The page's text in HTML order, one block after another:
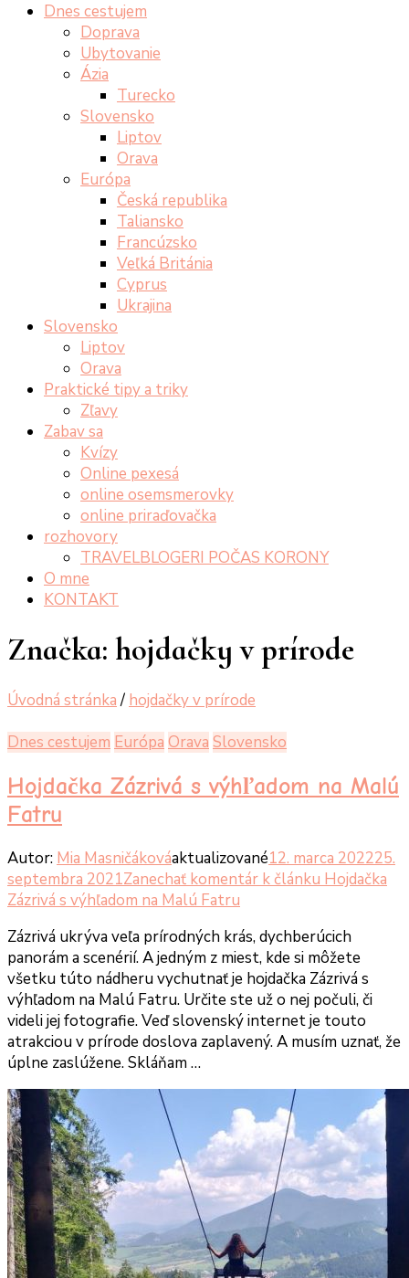
Dnes cestujem
Doprava
Ubytovanie
Ázia
Turecko
Slovensko
Liptov
Orava
Európa
Česká republika
Taliansko
Francúzsko
Veľká Británia
Cyprus
Ukrajina
Slovensko
Liptov
Orava
Praktické tipy a triky
Zľavy
Zabav sa
Kvízy
Online pexesá
online osemsmerovky
online priraďovačka
rozhovory
TRAVELBLOGERI POČAS KORONY
O mne
KONTAKT
Značka: hojdačky v prírode
Úvodná stránka / hojdačky v prírode
Dnes cestujem Európa Orava Slovensko
Hojdačka Zázrivá s výhľadom na Malú
Fatru
Autor: Mia Masničákováaktualizované12. marca 202225.
septembra 2021Zanechať komentár k článku Hojdačka
Zázrivá s výhľadom na Malú Fatru
Zázrivá ukrýva veľa prírodných krás, dychberúcich
panorám a scenérií. A jedným z miest, kde si môžete
všetku túto nádheru vychutnať je hojdačka Zázrivá s
výhľadom na Malú Fatru. Určite ste už o nej počuli, či
videli jej fotografie. Veď slovenský internet je touto
atrakciou v prírode doslova zaplavený. A musím uznať, že
úplne zaslúžene. Skláňam …